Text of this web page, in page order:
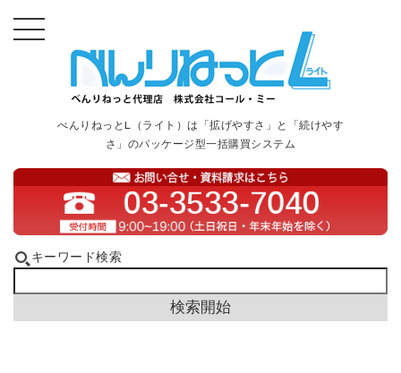
べんりねっとL（ライト）は「拡げやすさ」と「続けやす
さ」のパッケージ型一括購買システム
キーワード検索